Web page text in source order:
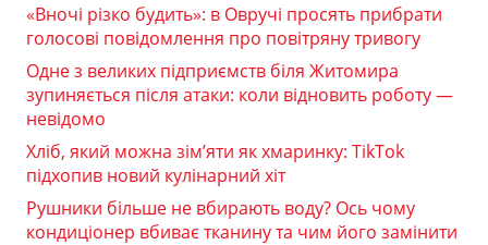
«Вночі різко будить»: в Овручі просять прибрати
голосові повідомлення про повітряну тривогу
Одне з великих підприємств біля Житомира
зупиняється після атаки: коли відновить роботу —
невідомо
Хліб, який можна зім’яти як хмаринку: TikTok
підхопив новий кулінарний хіт
Рушники більше не вбирають воду? Ось чому
кондиціонер вбиває тканину та чим його замінити